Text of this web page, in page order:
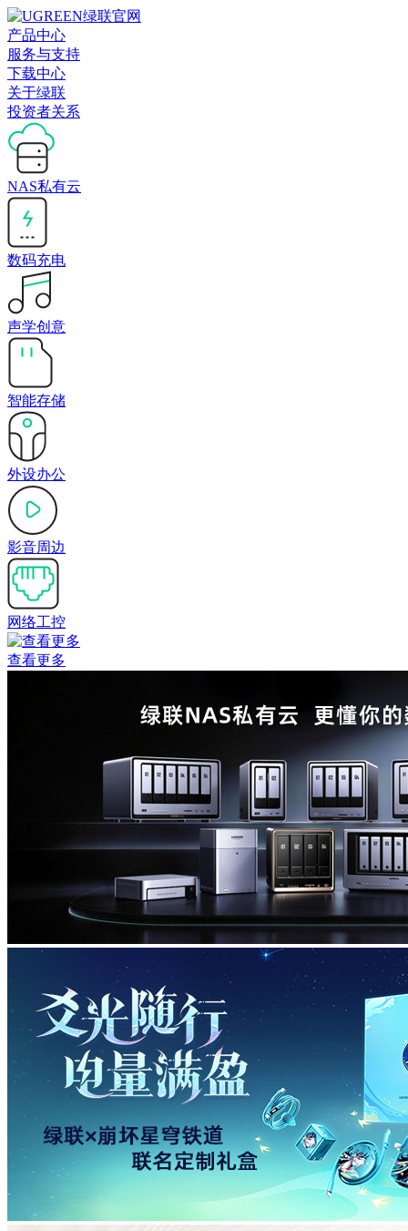
产品中心
服务与支持
下载中心
关于绿联
投资者关系
NAS私有云
数码充电
声学创意
智能存储
外设办公
影音周边
网络工控
查看更多